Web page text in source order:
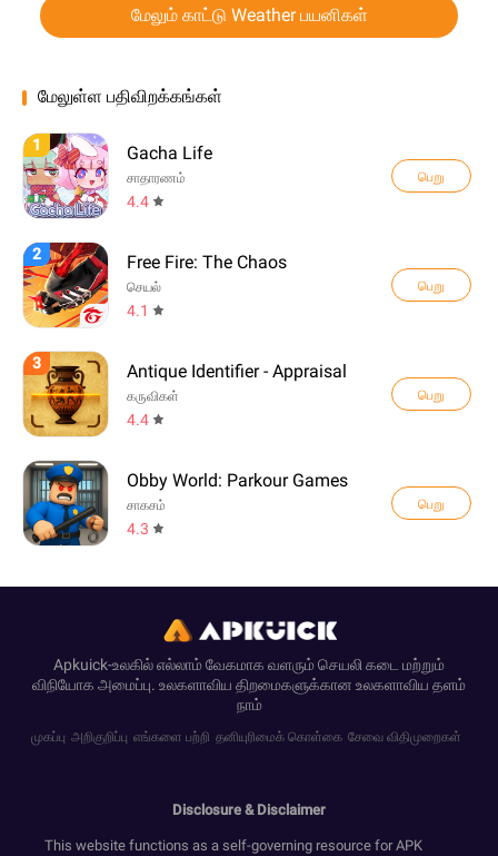
மேலும் காட்டு Weather பயனிகள்
மேலுள்ள பதிவிறக்கங்கள்
1 Gacha Life
சாதாரணம்
4.4
பெறு
2 Free Fire: The Chaos
செயல்
4.1
பெறு
3 Antique Identifier - Appraisal
கருவிகள்
4.4
பெறு
Obby World: Parkour Games
சாகசம்
4.3
பெறு
Apkuick-உலகில் எல்லாம் வேகமாக வளரும் செயலி கடை மற்றும்
விநியோக அமைப்பு. உலகளாவிய திறமைகளுக்கான உலகளாவிய தளம்
நாம்
முகப்பு அறிகுறிப்பு எங்களை பற்றி தனியுரிமைக் கொள்கை சேவை விதிமுறைகள்
Disclosure & Disclaimer
This website functions as a self-governing resource for APK